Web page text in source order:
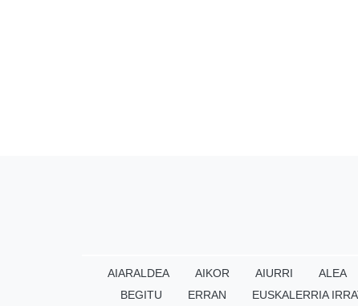
AIARALDEA AIKOR AIURRI ALEA
BEGITU
ERRAN EUSKALERRIA